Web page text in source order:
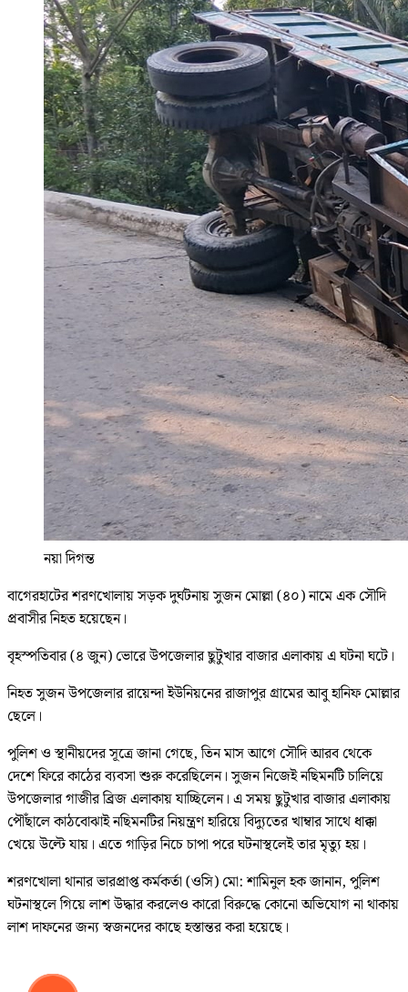
নয়া দিগন্ত
বাগেরহাটের শরণখোলায় সড়ক দুর্ঘটনায় সুজন মোল্লা (৪০) নামে এক সৌদি
প্রবাসীর নিহত হয়েছেন।
বৃহস্পতিবার (৪ জুন) ভোরে উপজেলার ছুটুখার বাজার এলাকায় এ ঘটনা ঘটে।
নিহত সুজন উপজেলার রায়েন্দা ইউনিয়নের রাজাপুর গ্রামের আবু হানিফ মোল্লার
ছেলে।
পুলিশ ও স্থানীয়দের সূত্রে জানা গেছে, তিন মাস আগে সৌদি আরব থেকে
দেশে ফিরে কাঠের ব্যবসা শুরু করেছিলেন। সুজন নিজেই নছিমনটি চালিয়ে
উপজেলার গাজীর ব্রিজ এলাকায় যাচ্ছিলেন। এ সময় ছুটুখার বাজার এলাকায়
পৌঁছালে কাঠবোঝাই নছিমনটির নিয়ন্ত্রণ হারিয়ে বিদ্যুতের খাম্বার সাথে ধাক্কা
খেয়ে উল্টে যায়। এতে গাড়ির নিচে চাপা পরে ঘটনাস্থলেই তার মৃত্যু হয়।
শরণখোলা থানার ভারপ্রাপ্ত কর্মকর্তা (ওসি) মো: শামিনুল হক জানান, পুলিশ
ঘটনাস্থলে গিয়ে লাশ উদ্ধার করলেও কারো বিরুদ্ধে কোনো অভিযোগ না থাকায়
লাশ দাফনের জন্য স্বজনদের কাছে হস্তান্তর করা হয়েছে।